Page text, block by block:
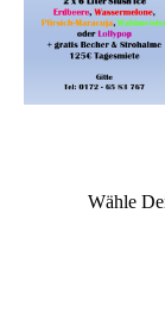
Wähle